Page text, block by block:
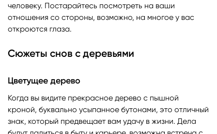
человеку. Постарайтесь посмотреть на ваши
отношения со стороны, возможно, на многое у вас
откроются глаза.
Сюжеты снов с деревьями
Цветущее дерево
Когда вы видите прекрасное дерево с пышной
кроной, буквально усыпанное бутонами, это отличный
знак, который предвещает вам удачу в жизни. Дела